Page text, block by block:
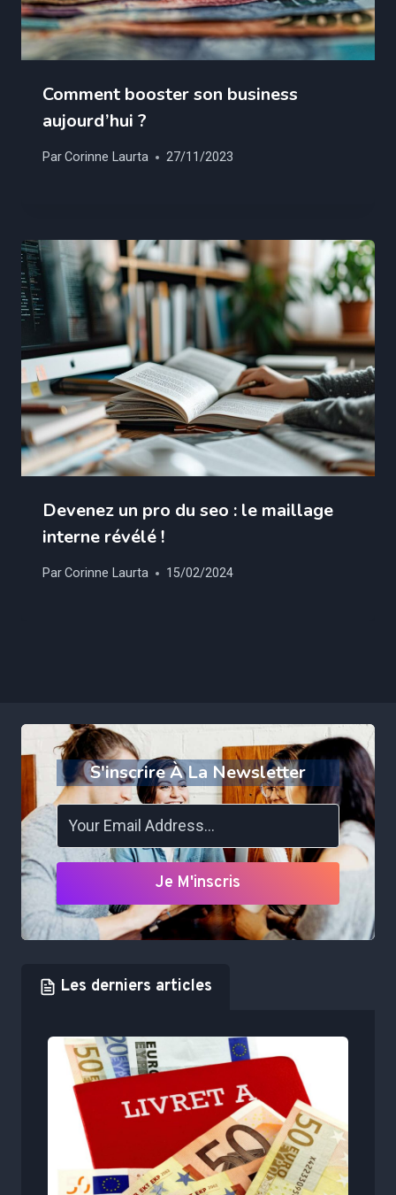
Comment booster son business
aujourd’hui ?
ParCorinne Laurta 27/11/2023
Devenez un pro du seo : le maillage
interne révélé !
ParCorinne Laurta 15/02/2024
S'inscrire À La Newsletter
Je M'inscris
Les derniers articles